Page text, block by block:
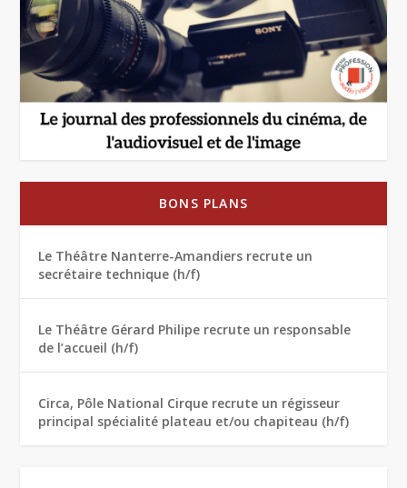
BONS PLANS
Le Théâtre Nanterre-Amandiers recrute un
secrétaire technique (h/f)
Le Théâtre Gérard Philipe recrute un responsable
de l’accueil (h/f)
Circa, Pôle National Cirque recrute un régisseur
principal spécialité plateau et/ou chapiteau (h/f)